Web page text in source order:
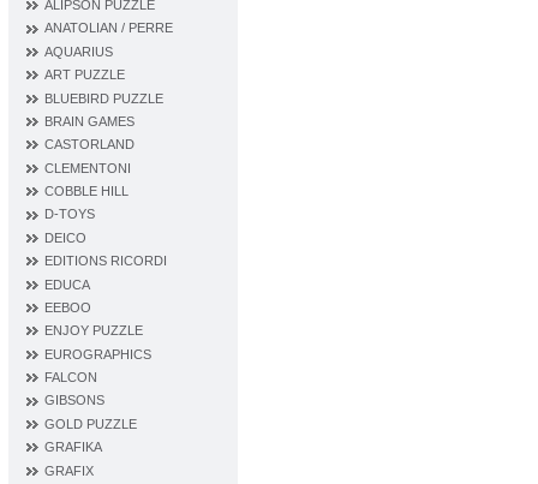
ALIPSON PUZZLE
ANATOLIAN / PERRE
AQUARIUS
ART PUZZLE
BLUEBIRD PUZZLE
BRAIN GAMES
CASTORLAND
CLEMENTONI
COBBLE HILL
D‐TOYS
DEICO
EDITIONS RICORDI
EDUCA
EEBOO
ENJOY PUZZLE
EUROGRAPHICS
FALCON
GIBSONS
GOLD PUZZLE
GRAFIKA
GRAFIX